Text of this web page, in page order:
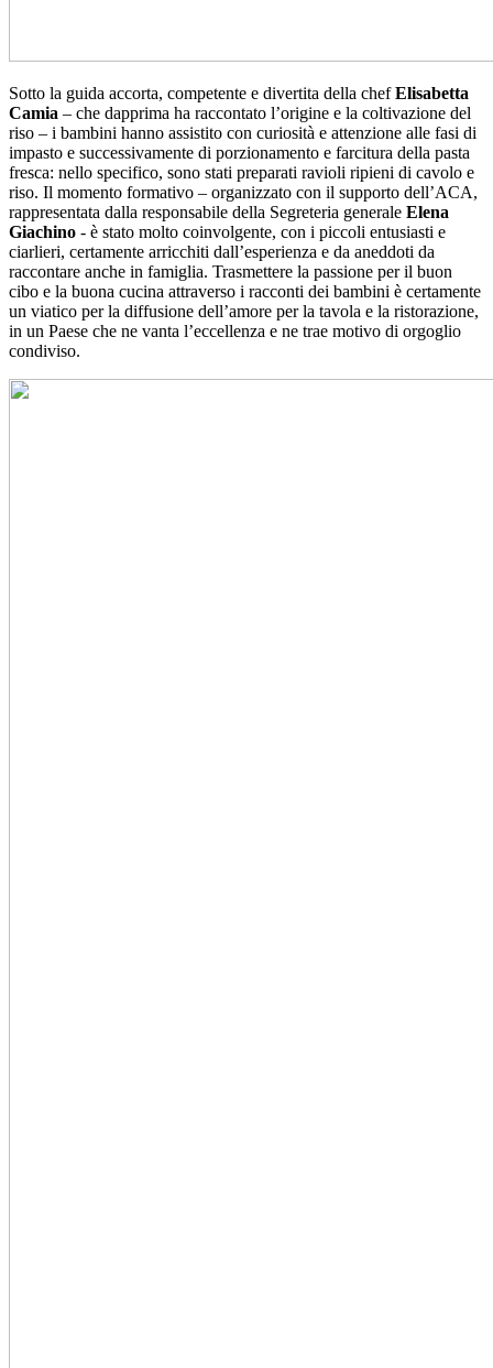
Sotto la guida accorta, competente e divertita della chefElisabetta
Camia – che dapprima ha raccontato l’origine e la coltivazione del
riso – i bambini hanno assistito con curiosità e attenzione alle fasi di
impasto e successivamente di porzionamento e farcitura della pasta
fresca: nello specifico, sono stati preparati ravioli ripieni di cavolo e
riso. Il momento formativo – organizzato con il supporto dell’ACA,
rappresentata dalla responsabile della Segreteria generale Elena
Giachino - è stato molto coinvolgente, con i piccoli entusiasti e
ciarlieri, certamente arricchiti dall’esperienza e da aneddoti da
raccontare anche in famiglia. Trasmettere la passione per il buon
cibo e la buona cucina attraverso i racconti dei bambini è certamente
un viatico per la diffusione dell’amore per la tavola e la ristorazione,
in un Paese che ne vanta l’eccellenza e ne trae motivo di orgoglio
condiviso.